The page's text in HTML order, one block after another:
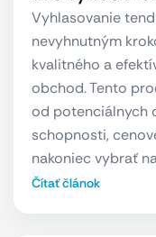
Vyhlasovanie
nevyhnutným
kvalitného a
obchod. Tento
od potenciálnych
schopnosti,
nakoniec vybrať
Čítať článok